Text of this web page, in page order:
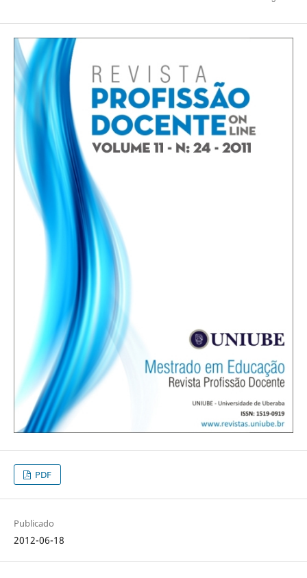
PDF
Publicado
2012-06-18